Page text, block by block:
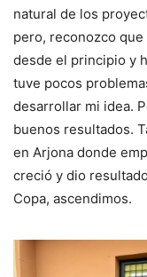
natural de los
pero, reconozco
desde el principio y
tuve pocos
desarrollar mi idea.
buenos resultados.
en Arjona donde
creció y dio
Copa, ascendimos.